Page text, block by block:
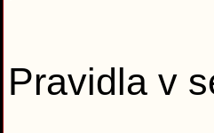
Pravidla v